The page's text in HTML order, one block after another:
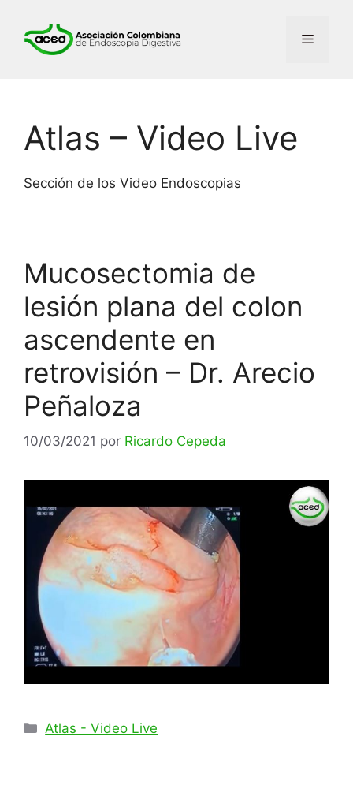
contenido
Menú
Atlas – Video Live
Sección de los Video Endoscopias
Mucosectomia de
lesión plana del colon
ascendente en
retrovisión – Dr. Arecio
Peñaloza
10/03/2021 por Ricardo Cepeda
Categorías
Atlas - Video Live